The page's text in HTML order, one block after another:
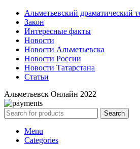
Альметьевский драматический
Закон
Интересные факты
Новости
Новости Альметьевска
Новости России
Новости Татарстана
Статьи
Альметьевск Онлайн 2022
Search
Menu
Categories